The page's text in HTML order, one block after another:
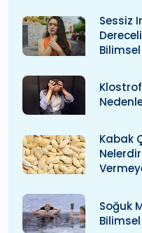
Sessiz
Kabak
Soğuk